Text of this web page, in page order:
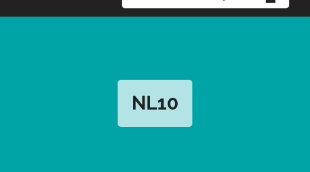
NL10